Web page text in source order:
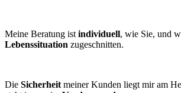
Meine Beratung istindividuell, wie Sie, und
Lebenssituation zugeschnitten.
Die Sicherheitmeiner Kunden liegt mir am